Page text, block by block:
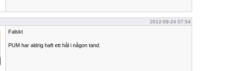
2012-09-24 07:54
Falskt
PUM har aldrig haft ett hål i någon tand.